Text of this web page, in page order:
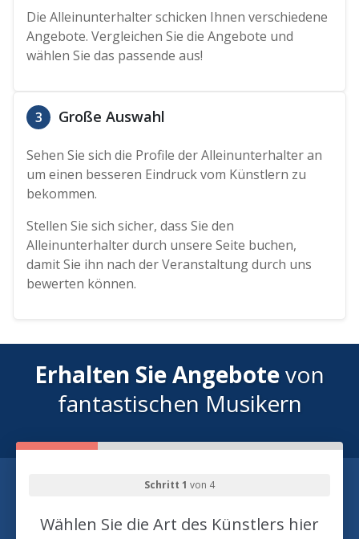
Die Alleinunterhalter schicken Ihnen verschiedene
Angebote. Vergleichen Sie die Angebote und
wählen Sie das passende aus!
3 Große Auswahl
Sehen Sie sich die Profile der Alleinunterhalter an
um einen besseren Eindruck vom Künstlern zu
bekommen.
Stellen Sie sich sicher, dass Sie den
Alleinunterhalter durch unsere Seite buchen,
damit Sie ihn nach der Veranstaltung durch uns
bewerten können.
Erhalten Sie Angebotevon
fantastischen Musikern
Schritt 1 von 4
Wählen Sie die Art des Künstlers hier